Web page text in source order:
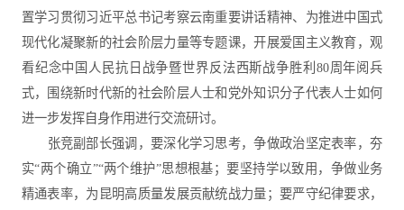
置学习贯彻习近平总书记考察云南重要讲话精神、为推进中国式
现代化凝聚新的社会阶层力量等专题课，开展爱国主义教育，观
看纪念中国人民抗日战争暨世界反法西斯战争胜利80周年阅兵
式，围绕新时代新的社会阶层人士和党外知识分子代表人士如何
进一步发挥自身作用进行交流研讨。
张竞副部长强调，要深化学习思考，争做政治坚定表率，夯
实“两个确立”“两个维护”思想根基；要坚持学以致用，争做业务
精通表率，为昆明高质量发展贡献统战力量；要严守纪律要求，